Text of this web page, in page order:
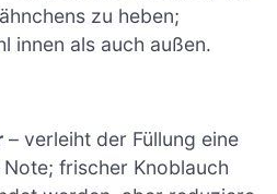
zu heben;
innen als auch außen.
– verleiht der Füllung eine
frischer Knoblauch